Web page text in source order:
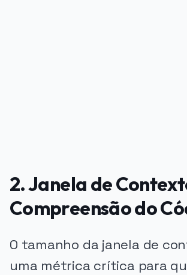
2. Janela de
Compreensão do
O tamanho da janela de
uma métrica crítica para